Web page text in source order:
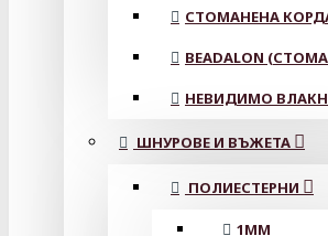
СТОМАНЕНА
BEADALON
НЕВИДИМО
ШНУРОВЕ И ВЪЖЕТА
ПОЛИЕСТЕРНИ
1ММ